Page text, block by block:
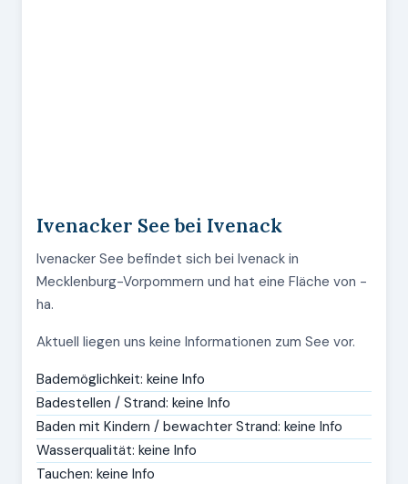
Ivenacker See bei Ivenack
Ivenacker See befindet sich bei Ivenack in
Mecklenburg-Vorpommern und hat eine Fläche von -
ha.
Aktuell liegen uns keine Informationen zum See vor.
Bademöglichkeit: keine Info
Badestellen / Strand: keine Info
Baden mit Kindern / bewachter Strand: keine Info
Wasserqualität: keine Info
Tauchen: keine Info